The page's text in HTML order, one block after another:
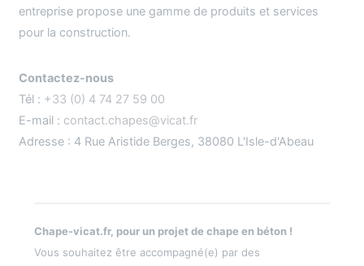
entreprise propose une gamme de produits et services
pour la construction.
Contactez-nous
Tél : +33 (0) 4 74 27 59 00
E-mail : contact.chapes@vicat.fr
Adresse : 4 Rue Aristide Berges, 38080 L'Isle-d'Abeau
Chape-vicat.fr, pour un projet de chape en béton !
Vous souhaitez être accompagné(e) par des